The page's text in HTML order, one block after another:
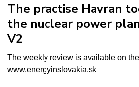
The practise Havran
the nuclear power
V2
The weekly review is available on
www.energyinslovakia.sk